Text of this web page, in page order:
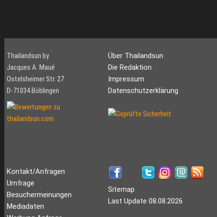
Thailandsun by
Jacques A. Maué
Ostelsheimer Str. 27
D-71034 Böblingen
Über Thailandsun
Die Redaktion
Impressum
Datenschutzerklärung
Kontakt/Anfragen
Umfrage
Besuchermeinungen
Mediadaten
Sitemap
Last Update 08.08.2026